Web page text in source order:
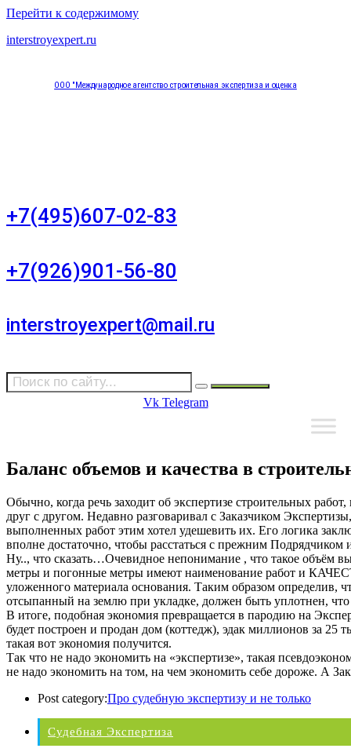
Перейти к содержимому
interstroyexpert.ru
ООО "Международное агентство строительная экспертиза и оценка
+7(495)607-02-83
+7(926)901-56-80
interstroyexpert@mail.ru
Vk Telegram
Баланс объемов и качества в
Обычно, когда речь заходит об экспертизе строительных
друг с другом. Недавно разговаривал с Заказчиком
выполненных работ этим хотел удешевить их. Его логика
вполне достаточно, чтобы расстаться с прежним Подрядчиком
Ну.., что сказать…Очевидное непонимание , что такое объём
метры и погонные метры имеют наименование работ и
уложенного материала основания. Таким образом определив,
отсыпанный на землю при укладке, должен быть уплотнен,
В итоге, подобная экономия превращается в пародию на
будет построен и продан дом (коттедж), эдак миллионов за 25
такая вот экономия получится.
Так что не надо экономить на «экспертизе», такая
не надо экономить на том, на чем экономить себе дороже. А
Post category:Про судебную экспертизу и не только
Судебная Экспертиза